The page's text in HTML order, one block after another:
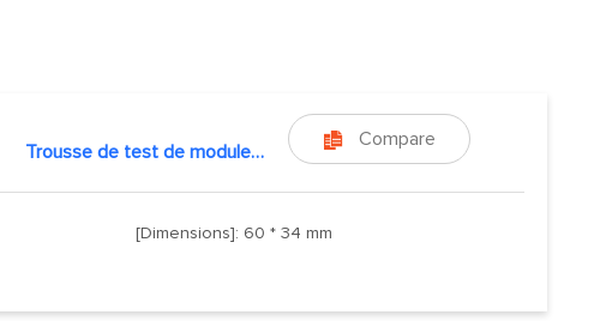
 Compare
Trousse de test de module sans fil
[Dimensions]: 60 * 34 mm